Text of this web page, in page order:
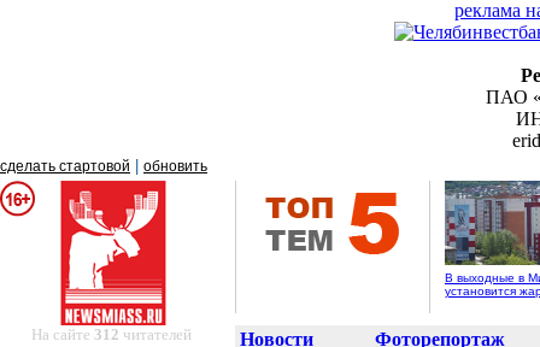
реклама
ПАО
сделать стартовой обновить
В выходные в
установится
На сайте 312 читателей Новости Фоторепортаж